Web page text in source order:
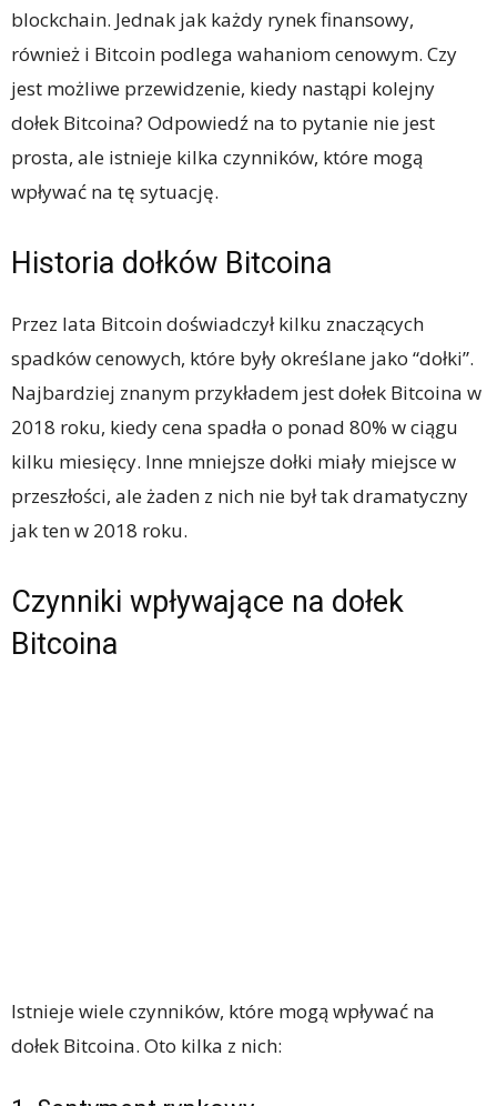
blockchain. Jednak jak każdy rynek finansowy,
również i Bitcoin podlega wahaniom cenowym. Czy
jest możliwe przewidzenie, kiedy nastąpi kolejny
dołek Bitcoina? Odpowiedź na to pytanie nie jest
prosta, ale istnieje kilka czynników, które mogą
wpływać na tę sytuację.
Historia dołków Bitcoina
Przez lata Bitcoin doświadczył kilku znaczących
spadków cenowych, które były określane jako “dołki”.
Najbardziej znanym przykładem jest dołek Bitcoina w
2018 roku, kiedy cena spadła o ponad 80% w ciągu
kilku miesięcy. Inne mniejsze dołki miały miejsce w
przeszłości, ale żaden z nich nie był tak dramatyczny
jak ten w 2018 roku.
Czynniki wpływające na dołek
Bitcoina
Istnieje wiele czynników, które mogą wpływać na
dołek Bitcoina. Oto kilka z nich: